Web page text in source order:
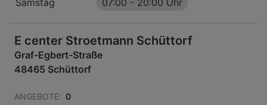
Samstag
07:00 - 20:00 Uhr
E center Stroetmann Schüttorf
Graf-Egbert-Straße
48465 Schüttorf
ANGEBOTE: 0